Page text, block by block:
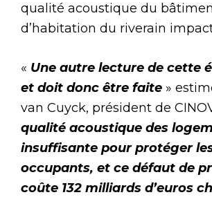
qualité acoustique du
d’habitation du riverain
« Une autre lecture de cette
et doit donc être faite »
van Cuyck, président de
qualité acoustique des
insuffisante pour protéger
occupants, et ce défaut de
coûte 132 milliards d’euros